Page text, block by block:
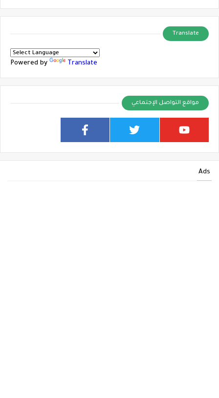
Translate
Powered by Translate
مواقع التواصل الإجتماعي
Ads